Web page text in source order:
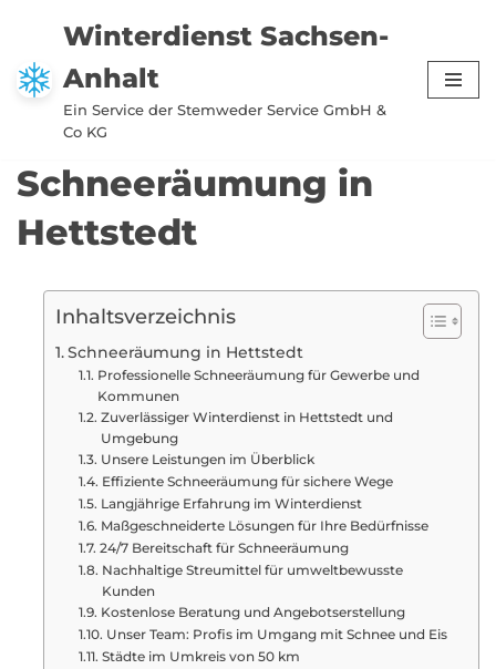
Zum
Inhalt
springen
Winterdienst Sachsen-
Anhalt
Ein Service der Stemweder Service GmbH &
Co KG
Schneeräumung in
Hettstedt
Inhaltsverzeichnis
Schneeräumung in Hettstedt
Professionelle Schneeräumung für Gewerbe und
Kommunen
Zuverlässiger Winterdienst in Hettstedt und
Umgebung
Unsere Leistungen im Überblick
Effiziente Schneeräumung für sichere Wege
Langjährige Erfahrung im Winterdienst
Maßgeschneiderte Lösungen für Ihre Bedürfnisse
24/7 Bereitschaft für Schneeräumung
Nachhaltige Streumittel für umweltbewusste
Kunden
Kostenlose Beratung und Angebotserstellung
Unser Team: Profis im Umgang mit Schnee und Eis
Städte im Umkreis von 50 km